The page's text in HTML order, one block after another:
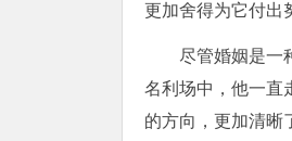
更加舍得为它付出
尽管婚姻是一
名利场中，他一直
的方向，更加清晰